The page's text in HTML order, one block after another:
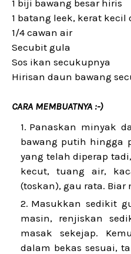
1 biji bawang besar hiris
1 batang leek, kerat kecil
1/4 cawan air
Secubit gula
Sos ikan secukupnya
Hirisan daun bawang
CARA MEMBUATNYA :-)
Panaskan minyak
bawang putih hingga
yang telah diperap
kecut, tuang air,
(toskan), gau rata. Biar
Masukkan sedikit
masin, renjiskan
masak sekejap.
dalam bekas sesuai,